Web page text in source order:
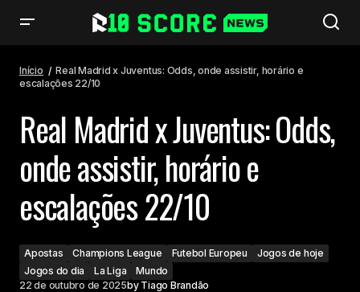
Início
Real Madrid x Juventus: Odds, onde assistir, horário e
escalações 22/10
Real Madrid x Juventus: Odds,
onde assistir, horário e
escalações 22/10
Apostas Champions League Futebol Europeu
Jogos de hoje
Jogos do dia
La Liga
Mundo
22 de outubro de 2025by Tiago Brandão